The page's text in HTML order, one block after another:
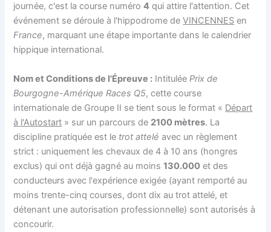
journée, c'est la course numéro4 qui attire l'attention. Cet
événement se déroule à l'hippodrome deVINCENNES en
France, marquant une étape importante dans le calendrier
hippique international.
Nom et Conditions de l'Épreuve : Intitulée Prix de
Bourgogne-Amérique Races Q5, cette course
internationale de Groupe II se tient sous le format « Départ
à l'Autostart » sur un parcours de 2100 mètres. La
discipline pratiquée est le trot attelé avec un règlement
strict : uniquement les chevaux de 4 à 10 ans (hongres
exclus) qui ont déjà gagné au moins130.000 et des
conducteurs avec l'expérience exigée (ayant remporté au
moins trente-cinq courses, dont dix au trot attelé, et
détenant une autorisation professionnelle) sont autorisés à
concourir.